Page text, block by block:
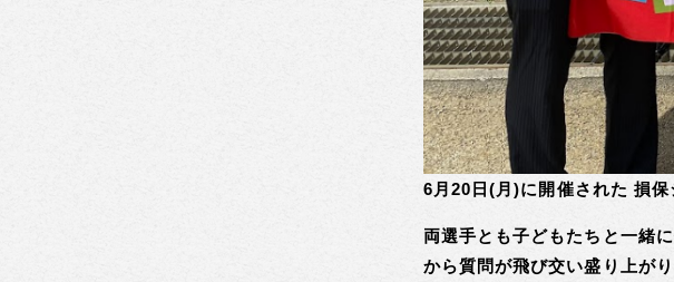
6月20日(月)に開催された 損
両選手とも子どもたちと一緒
から質問が飛び交い盛り上がり